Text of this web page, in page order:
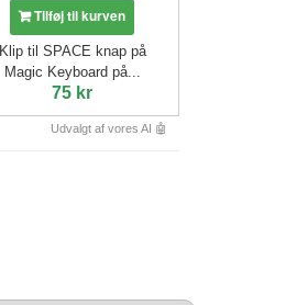
Tilføj til kurven
Klip til SPACE knap på
Magic Keyboard på...
75 kr
Udvalgt af vores AI 🤖